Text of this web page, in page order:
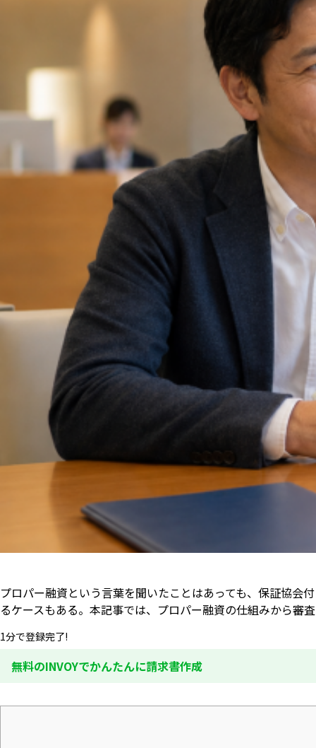
プロパー融資という言葉を聞いたことはあっても、保証協会
るケースもある。本記事では、プロパー融資の仕組みから審
1分で登録完了!
無料のINVOYでかんたんに請求書作成